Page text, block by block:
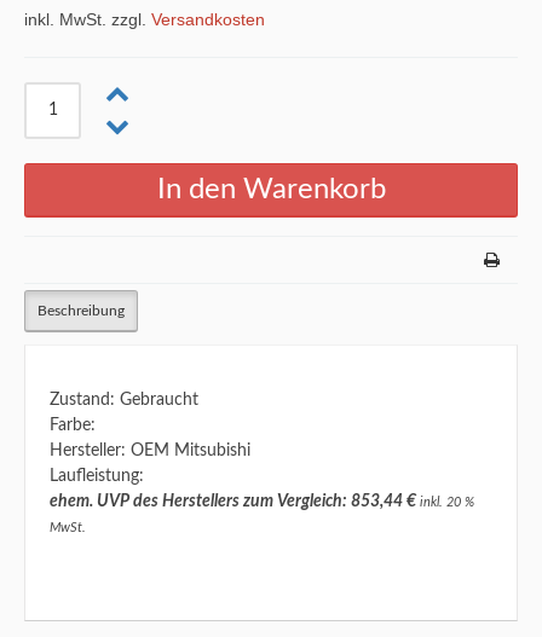
inkl. MwSt. zzgl. Versandkosten
Beschreibung
Zustand: Gebraucht
Farbe:
Hersteller: OEM Mitsubishi
Laufleistung:
ehem. UVP des Herstellers zum Vergleich: 853,44 € inkl. 20 %
MwSt.